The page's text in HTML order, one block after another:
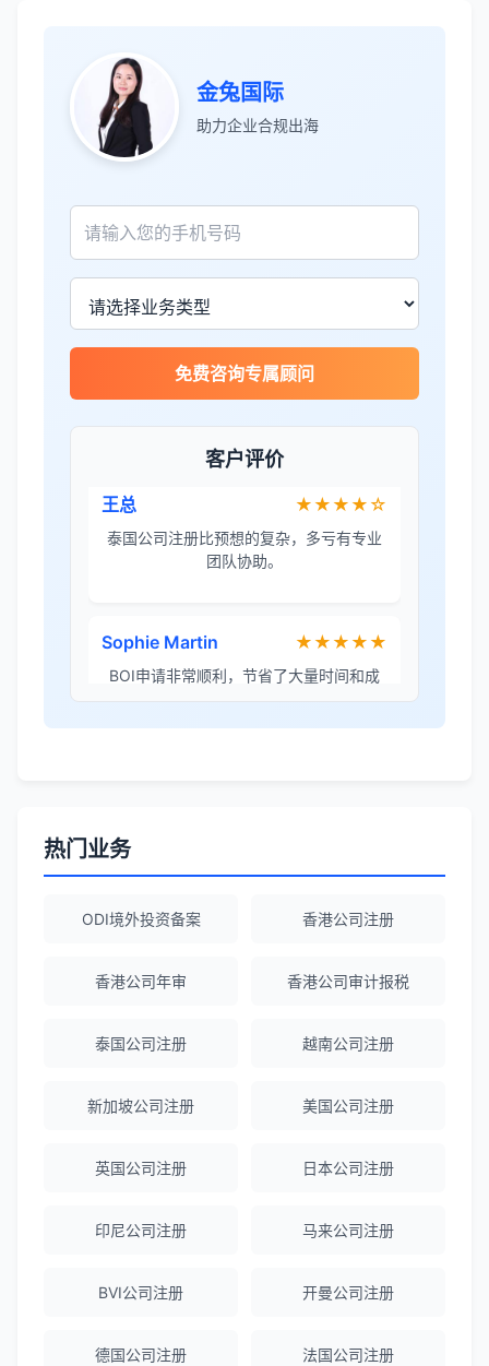
金兔国际
助力企业合规出海
免费咨询专属顾问
客户评价
张先生
服务专业高效，一周就完成了泰国公司注
James Wilson
金兔国际帮我们完成了泰国建厂的所有法
律手续，非常专业。
★★★★☆
泰国公司注册比预想的复杂，多亏有专业
Sophie Martin ★★★★★
BOI申请非常顺利，节省了大量时间和成
本。
李女士 ★★★★★
境外投资备案流程清晰，顾问非常耐心解
陈经理 ★★★★★
Emma Zhang ★★★★★
越南公司注册全程指导，文件准备非常专
泰国公司注册和银行开户服务高效，推
热门业务
ODI境外投资备案 香港公司注册
香港公司年审 香港公司审计报税
泰国公司注册 越南公司注册
新加坡公司注册 美国公司注册
英国公司注册 日本公司注册
印尼公司注册 马来公司注册
BVI公司注册 开曼公司注册
德国公司注册 法国公司注册